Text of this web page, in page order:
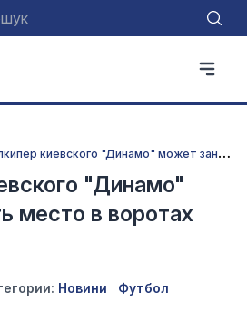
Г
олкипер киевского "Динамо" может занять место в воротах "Ювентуса"
"Динамо"
место в воротах
Новини Футбол